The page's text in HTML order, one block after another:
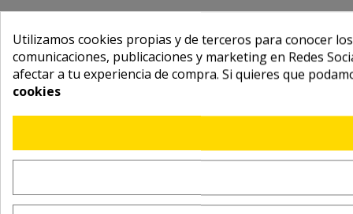
Utilizamos cookies propias y de terceros para conocer
comunicaciones, publicaciones y marketing en Redes
afectar a tu experiencia de compra. Si quieres que
cookies